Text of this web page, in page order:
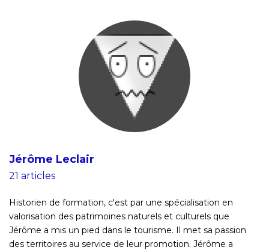
Jérôme Leclair
21 articles
Historien de formation, c'est par une spécialisation en
valorisation des patrimoines naturels et culturels que
Jérôme a mis un pied dans le tourisme. Il met sa passion
des territoires au service de leur promotion. Jérôme a